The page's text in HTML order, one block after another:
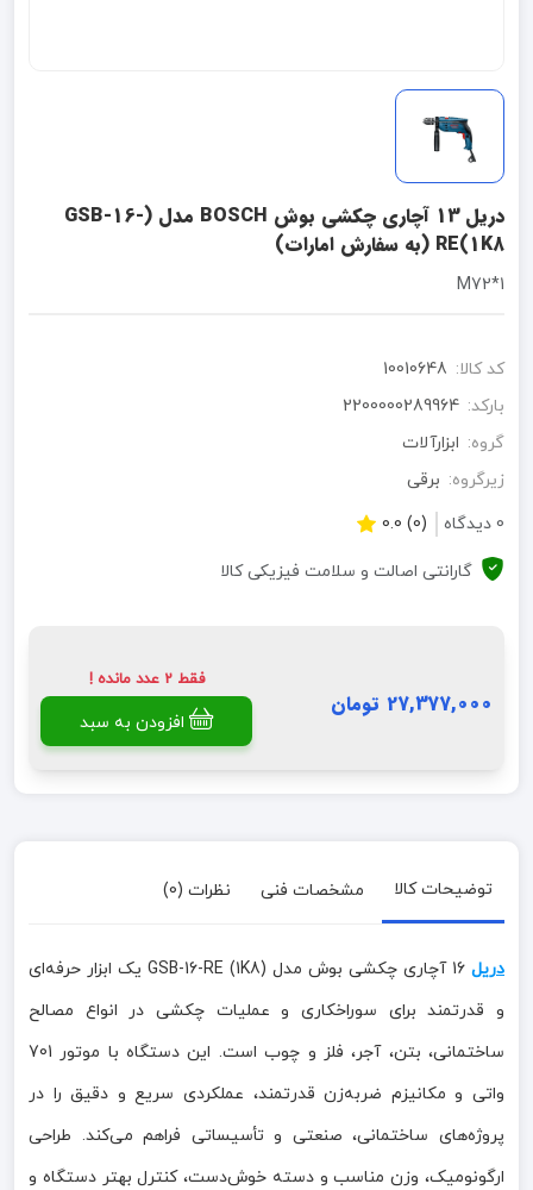
دریل 13 آچاری چکشی بوش BOSCH مدل (GSB-16-
RE(1K8 (به سفارش امارات)
1*M72
کد کالا: 10010648
بارکد: 2200000289964
گروه: ابزارآلات
زیرگروه: برقی
0 دیدگاه
(0) 0.0
گارانتی اصالت و سلامت فیزیکی کالا
27,377,000 تومان
فقط 2 عدد مانده !
افزودن به سبد
توضیحات کالا مشخصات فنی نظرات (0)
دریل
16 آچاری چکشی بوش مدل GSB-16-RE (1K8) یک ابزار حرفه‌ای
و قدرتمند برای سوراخکاری و عملیات چکشی در انواع مصالح
ساختمانی، بتن، آجر، فلز و چوب است. این دستگاه با موتور 701
واتی و مکانیزم ضربه‌زن قدرتمند، عملکردی سریع و دقیق را در
پروژه‌های ساختمانی، صنعتی و تأسیساتی فراهم می‌کند. طراحی
ارگونومیک، وزن مناسب و دسته خوش‌دست، کنترل بهتر دستگاه و